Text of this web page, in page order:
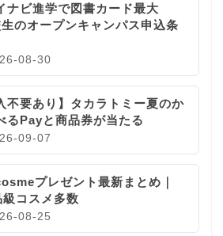
ナビ進学で図書カード最大
のオープンキャンパス申込条
08-30
不要あり】タカラトミー夏のか
るPayと商品券が当たる
09-07
プレゼント最新まとめ｜
コスメ多数
08-25